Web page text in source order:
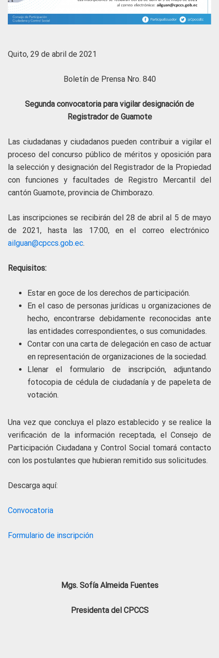
Quito, 29 de abril de 2021
Boletín de Prensa Nro. 840
Segunda convocatoria para vigilar designación de
Registrador de Guamote
Las ciudadanas y ciudadanos pueden contribuir a vigilar el
proceso del concurso público de méritos y oposición para
la selección y designación del Registrador de la Propiedad
con funciones y facultades de Registro Mercantil del
cantón Guamote, provincia de Chimborazo.
Las inscripciones se recibirán del 28 de abril al 5 de mayo
de 2021, hasta las 17:00, en el correo electrónico
ailguan@cpccs.gob.ec.
Requisitos:
Estar en goce de los derechos de participación.
En el caso de personas jurídicas u organizaciones de
hecho, encontrarse debidamente reconocidas ante
las entidades correspondientes, o sus comunidades.
Contar con una carta de delegación en caso de actuar
en representación de organizaciones de la sociedad.
Llenar el formulario de inscripción, adjuntando
fotocopia de cédula de ciudadanía y de papeleta de
votación.
Una vez que concluya el plazo establecido y se realice la
verificación de la información receptada, el Consejo de
Participación Ciudadana y Control Social tomará contacto
con los postulantes que hubieran remitido sus solicitudes.
Descarga aquí:
Convocatoria
Formulario de inscripción
Mgs. Sofía Almeida Fuentes
Presidenta del CPCCS